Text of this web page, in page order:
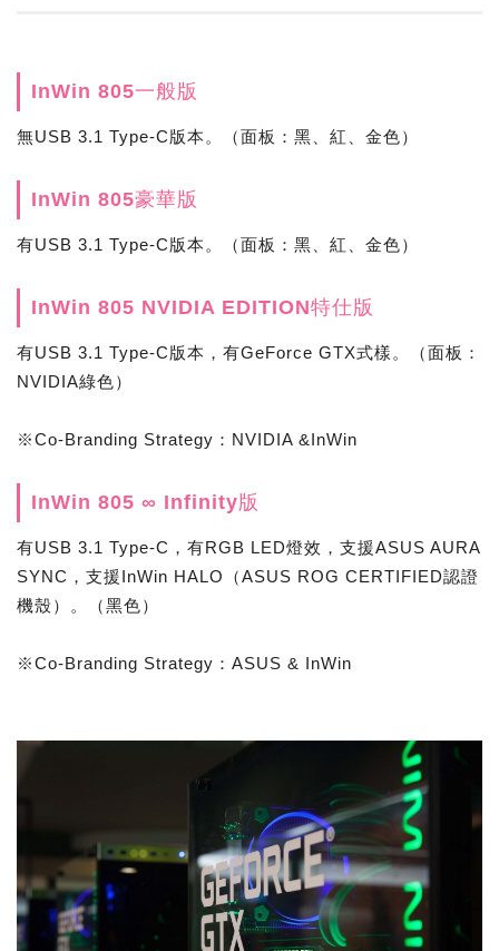
InWin 805一般版
無USB 3.1 Type-C版本。（面板：黑、紅、金色）
InWin 805豪華版
有USB 3.1 Type-C版本。（面板：黑、紅、金色）
InWin 805 NVIDIA EDITION特仕版
有USB 3.1 Type-C版本，有GeForce GTX式樣。（面板：
NVIDIA綠色）
※Co-Branding Strategy：NVIDIA &InWin
InWin 805 ∞ Infinity版
有USB 3.1 Type-C，有RGB LED燈效，支援ASUS AURA
SYNC，支援InWin HALO（ASUS ROG CERTIFIED認證
機殼）。（黑色）
※Co-Branding Strategy：ASUS & InWin